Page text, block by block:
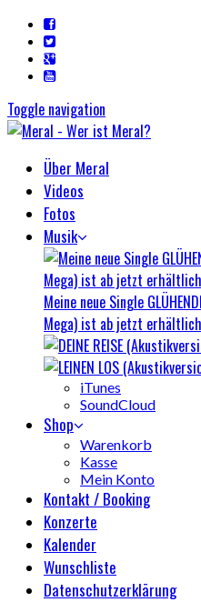
Toggle navigation
Über Meral
Videos
Fotos
Musik
Meine neue Single
Mega) ist ab jetzt
iTunes
SoundCloud
Shop
Warenkorb
Kasse
Mein Konto
Kontakt / Booking
Konzerte
Kalender
Wunschliste
Datenschutzerklärung